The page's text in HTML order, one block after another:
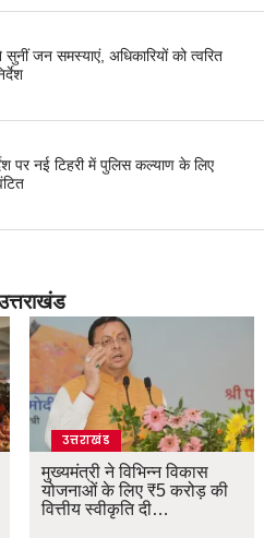
सुनीं जन समस्याएं, अधिकारियों को त्वरित
पर नई टिहरी में पुलिस कल्याण के लिए
उत्तराखंड
मुख्यमंत्री ने विभिन्न विकास
योजनाओं के लिए ₹5 करोड़ की
वित्तीय स्वीकृति दी…